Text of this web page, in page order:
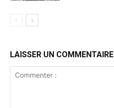
LAISSER UN COMMENTAIRE